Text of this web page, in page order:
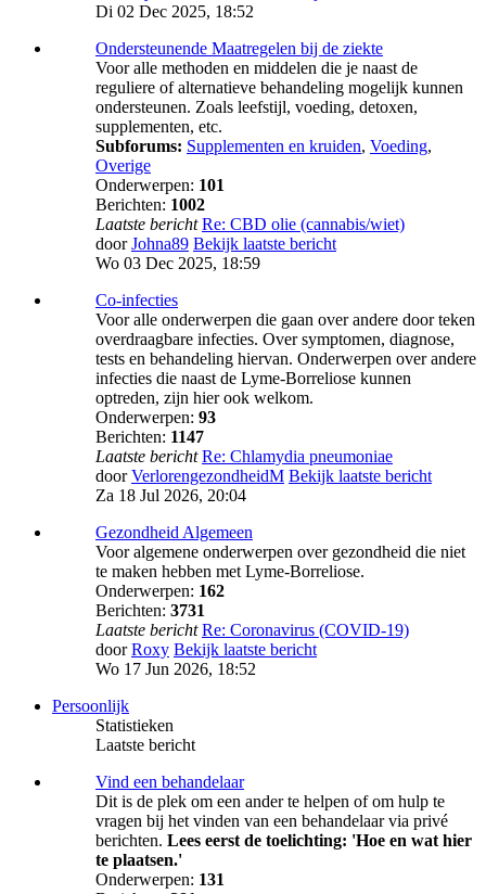
Di 02 Dec 2025, 18:52
Ondersteunende Maatregelen bij de ziekte
Voor alle methoden en middelen die je naast de
reguliere of alternatieve behandeling mogelijk kunnen
ondersteunen. Zoals leefstijl, voeding, detoxen,
supplementen, etc.
Subforums: Supplementen en kruiden, Voeding,
Overige
Onderwerpen: 101
Berichten: 1002
Laatste bericht Re: CBD olie (cannabis/wiet)
doorJohna89 Bekijk laatste bericht
Wo 03 Dec 2025, 18:59
Co-infecties
Voor alle onderwerpen die gaan over andere door teken
overdraagbare infecties. Over symptomen, diagnose,
tests en behandeling hiervan. Onderwerpen over andere
infecties die naast de Lyme-Borreliose kunnen
optreden, zijn hier ook welkom.
Onderwerpen: 93
Berichten: 1147
Laatste bericht Re: Chlamydia pneumoniae
doorVerlorengezondheidM Bekijk laatste bericht
Za 18 Jul 2026, 20:04
Gezondheid Algemeen
Voor algemene onderwerpen over gezondheid die niet
te maken hebben met Lyme-Borreliose.
Onderwerpen: 162
Berichten: 3731
Laatste bericht Re: Coronavirus (COVID-19)
doorRoxy Bekijk laatste bericht
Wo 17 Jun 2026, 18:52
Persoonlijk
Statistieken
Laatste bericht
Vind een behandelaar
Dit is de plek om een ander te helpen of om hulp te
vragen bij het vinden van een behandelaar via privé
berichten. Lees eerst de toelichting: 'Hoe en wat hier
te plaatsen.'
Onderwerpen: 131